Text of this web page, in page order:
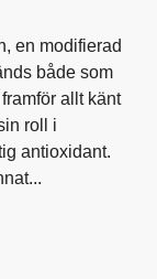
en modifierad
både som
allt känt
roll i
antioxidant.